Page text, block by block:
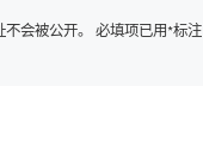
会被公开。 必填项已用*标注